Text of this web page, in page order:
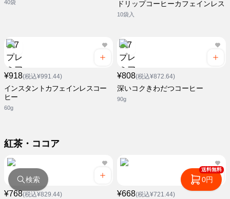
40袋 ドリップコーヒーカフェインレス
10袋入
¥918(税込¥991.44)
インスタントカフェインレスコー
ヒー
60g
¥808(税込¥872.64)
深いコクきわだつコーヒー
90g
紅茶・ココア
¥768(税込¥829.44) ¥668(税込¥721.44)
検索
送料無料
0円